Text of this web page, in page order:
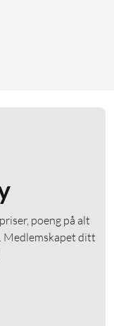
poeng på alt
Medlemskapet ditt